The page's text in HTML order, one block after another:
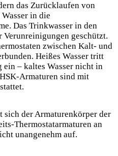
das Zurücklaufen von
in die
Das Trinkwasser in den
geschützt.
zwischen Kalt- und
Heißes Wasser tritt
– kaltes Wasser nicht in
Armaturen sind mit
sich der Armaturenkörper der
Thermostatarmaturen an
unangenehm auf.